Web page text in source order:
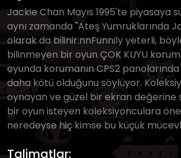
Jackie Chan Mayıs 1995'te piyasaya
aynı zamanda "Ateş Yumruklarında
olarak da bilinir.nnFunnily yeterli,
bilinmeyen bir oyun ÇOK KUYU
oyunda korumanın CPS2
daha kötü olduğunu söylüyor.
oynayan ve güzel bir ekran değerine
bir oyun isteyen koleksiyonculara
neredeyse hiç kimse bu küçük
Talimatlar: